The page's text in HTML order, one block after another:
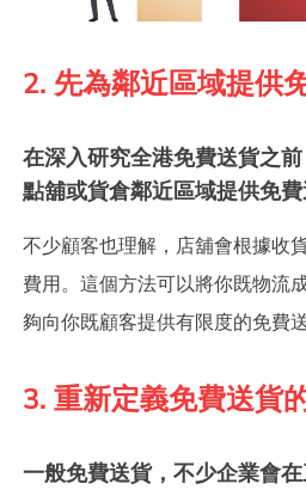
2. 先為鄰近區域提供
在深入研究全港免費送貨之
點舖或貨倉鄰近區域提供免
不少顧客也理解，店舖會根據收
費用。這個方法可以將你既物流
夠向你既顧客提供有限度的免費送
3. 重新定義免費送貨
一般免費送貨，不少企業會